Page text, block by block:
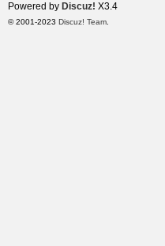
灣
Powered by Discuz! X3.4
© 2001-2023 Discuz! Team